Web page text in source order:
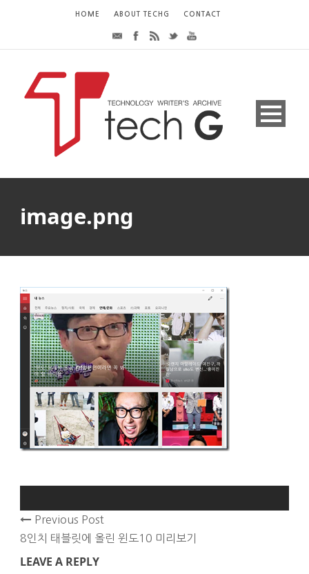
HOME ABOUT TECHG CONTACT
image.png
Previous Post
8인치 태블릿에 올린 윈도10 미리보기
LEAVE A REPLY